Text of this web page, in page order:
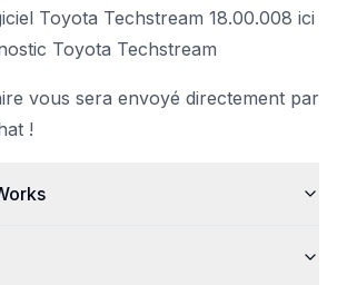
Toyota Techstream 18.00.008 ici
Toyota Techstream
vous sera envoyé directement par
!